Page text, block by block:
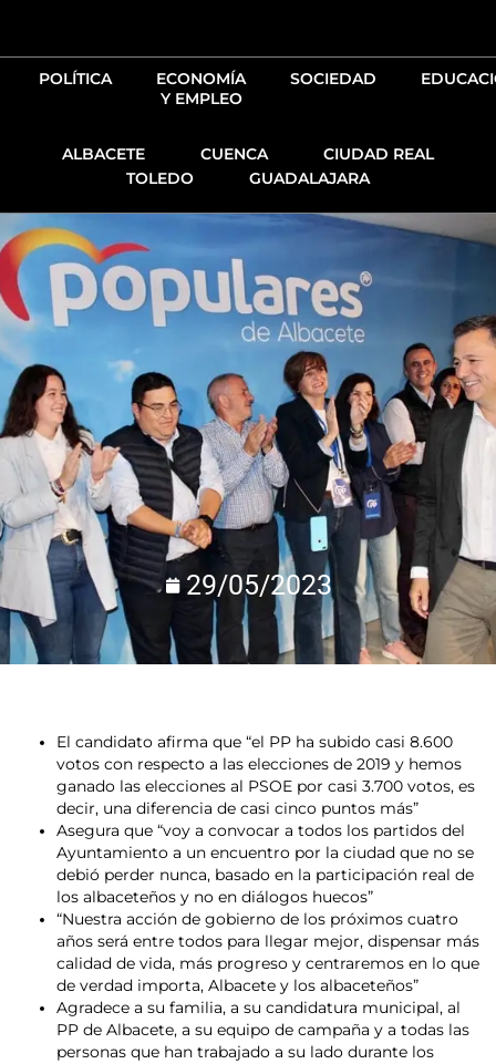
contenido
POLÍTICA
ECONOMÍA
Y EMPLEO
SOCIEDAD
ALBACETE CUENCA
CIUDAD REAL
TOLEDO
GUADALAJARA
29/05/2023
El candidato afirma que “el PP ha subido casi 8.600
votos con respecto a las elecciones de 2019 y hemos
ganado las elecciones al PSOE por casi 3.700 votos, es
decir, una diferencia de casi cinco puntos más”
Asegura que “voy a convocar a todos los partidos del
Ayuntamiento a un encuentro por la ciudad que no se
debió perder nunca, basado en la participación real de
los albaceteños y no en diálogos huecos”
“Nuestra acción de gobierno de los próximos cuatro
años será entre todos para llegar mejor, dispensar más
calidad de vida, más progreso y centraremos en lo que
de verdad importa, Albacete y los albaceteños”
Agradece a su familia, a su candidatura municipal, al
PP de Albacete, a su equipo de campaña y a todas las
personas que han trabajado a su lado durante los